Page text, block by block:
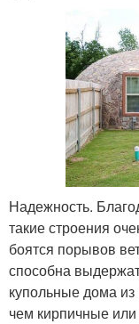
Надежность.
такие строения
боятся порывов
способна
купольные дома
чем кирпичные